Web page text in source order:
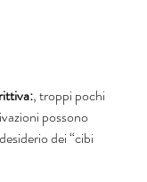
, troppi pochi
possono
dei “cibi